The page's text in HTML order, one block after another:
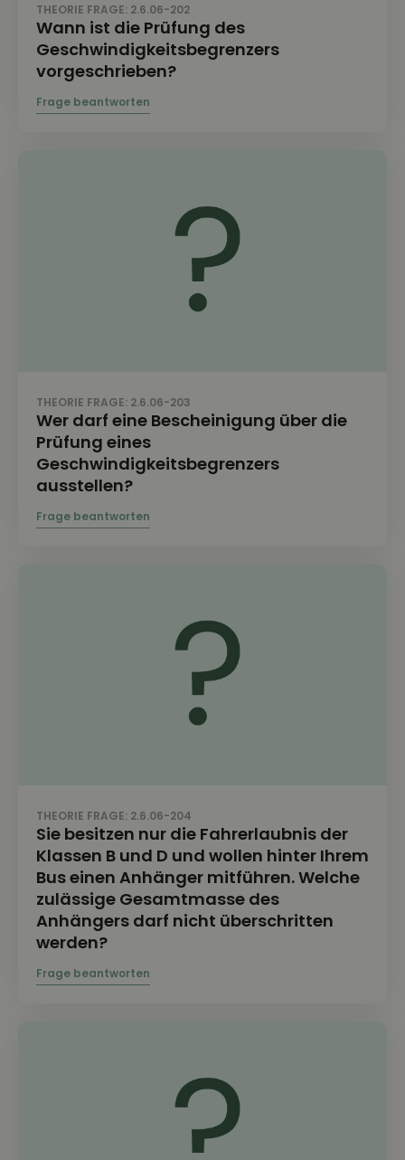
THEORIE FRAGE: 2.6.06-202
Wann ist die Prüfung des
Geschwindigkeitsbegrenzers
vorgeschrieben?
THEORIE FRAGE: 2.6.06-203
Wer darf eine Bescheinigung über die
Prüfung eines
Geschwindigkeitsbegrenzers
ausstellen?
THEORIE FRAGE: 2.6.06-204
Sie besitzen nur die Fahrerlaubnis der
Klassen B und D und wollen hinter Ihrem
Bus einen Anhänger mitführen. Welche
zulässige Gesamtmasse des
Anhängers darf nicht überschritten
werden?